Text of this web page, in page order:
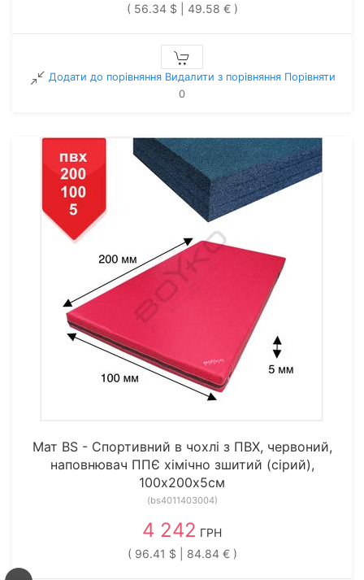
( 56.34 $ | 49.58 € )
Додати до порівняння Видалити з порiвняння Порівняти
0
Мат BS - Cпортивний в чохлі з ПВХ, червоний,
наповнювач ППЄ хімічно зшитий (сірий),
100х200х5см
(bs4011403004)
4 242 ГРН
( 96.41 $ | 84.84 € )